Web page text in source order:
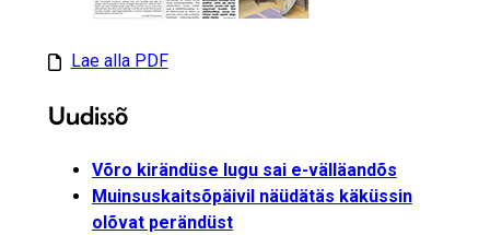
Lae alla PDF
Uudissõ
Võro kirändüse lugu sai e-välläandõs
Muinsuskaitsõpäivil näüdätäs käküssin
olõvat perändüst